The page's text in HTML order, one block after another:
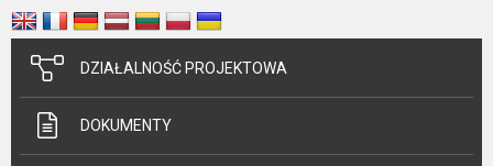
DZIAŁALNOŚĆ PROJEKTOWA
DOKUMENTY